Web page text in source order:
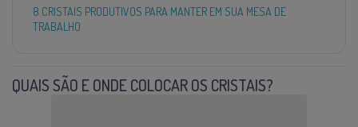
8 CRISTAIS PRODUTIVOS PARA MANTER EM SUA MESA DE
TRABALHO
QUAIS SÃO E ONDE COLOCAR OS CRISTAIS?